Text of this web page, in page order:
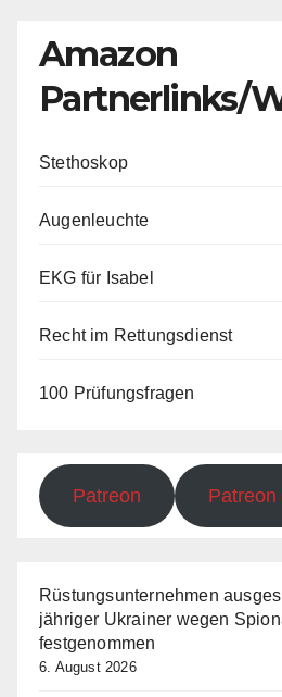
Amazon
Partnerlinks/
Stethoskop
Augenleuchte
EKG für Isabel
Recht im Rettungsdienst
100 Prüfungsfragen
Patreon Patreon
Rüstungsunternehmen
jähriger Ukrainer wegen
festgenommen
6. August 2026